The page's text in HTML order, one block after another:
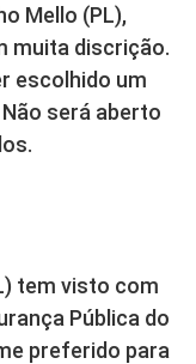
Mello (PL),
muita discrição.
escolhido um
será aberto
tem visto com
Pública do
preferido para